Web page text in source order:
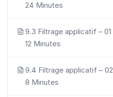
24 Minutes
9.3 Filtrage applicatif – 01
12 Minutes
9.4 Filtrage applicatif – 02
8 Minutes